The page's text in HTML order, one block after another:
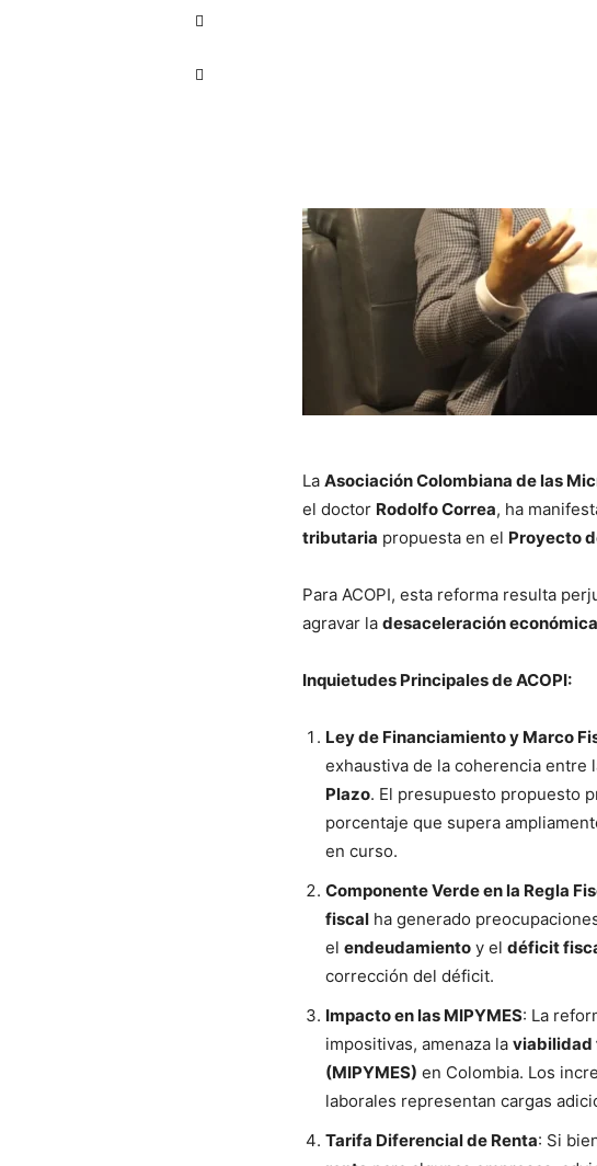
La Asociación Colombiana de las
el doctor Rodolfo Correa, ha
tributaria propuesta en el Proyecto
Para ACOPI, esta reforma resulta
agravar la desaceleración económica
Inquietudes Principales de ACOPI:
Ley de Financiamiento y Marco
exhaustiva de la coherencia entre
Plazo. El presupuesto propuesto
porcentaje que supera
en curso.
Componente Verde en la Regla
fiscal ha generado
el endeudamiento y el déficit
corrección del déficit.
Impacto en las MIPYMES: La
impositivas, amenaza la viabilidad
(MIPYMES) en Colombia. Los
laborales representan cargas
Tarifa Diferencial de Renta: Si